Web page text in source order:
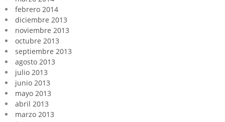
febrero 2014
diciembre 2013
noviembre 2013
octubre 2013
septiembre 2013
agosto 2013
julio 2013
junio 2013
mayo 2013
abril 2013
marzo 2013